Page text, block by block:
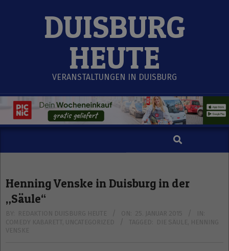
DUISBURG
HEUTE
VERANSTALTUNGEN IN DUISBURG
Search
Henning Venske in Duisburg in der
„Säule“
BY: REDAKTION DUISBURG HEUTE ON: 25. JANUAR 2015
IN:
COMEDY KABARETT UNCATEGORIZED TAGGED: DIE SÄULE
HENNING
VENSKE